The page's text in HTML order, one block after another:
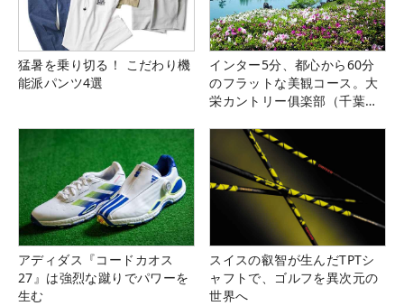
猛暑を乗り切る！ こだわり機
能派パンツ4選
インター5分、都心から60分
のフラットな美観コース。大
栄カントリー俱楽部（千葉
アディダス『コードカオス
27』は強烈な蹴りでパワーを
生む
スイスの叡智が生んだTPTシ
ャフトで、ゴルフを異次元の
世界へ